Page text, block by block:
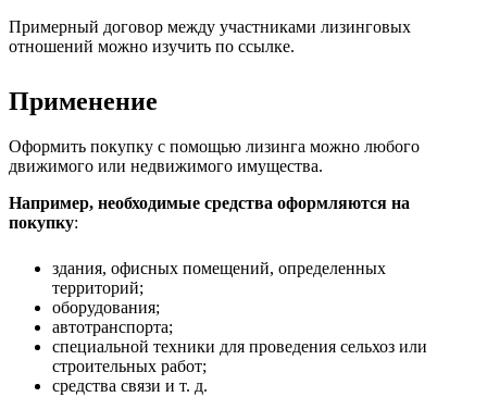
Примерный договор между участниками лизинговых
отношений можно изучить по ссылке.
Применение
Оформить покупку с помощью лизинга можно любого
движимого или недвижимого имущества.
Например, необходимые средства оформляются на
покупку:
здания, офисных помещений, определенных
территорий;
оборудования;
автотранспорта;
специальной техники для проведения сельхоз или
строительных работ;
средства связи и т. д.